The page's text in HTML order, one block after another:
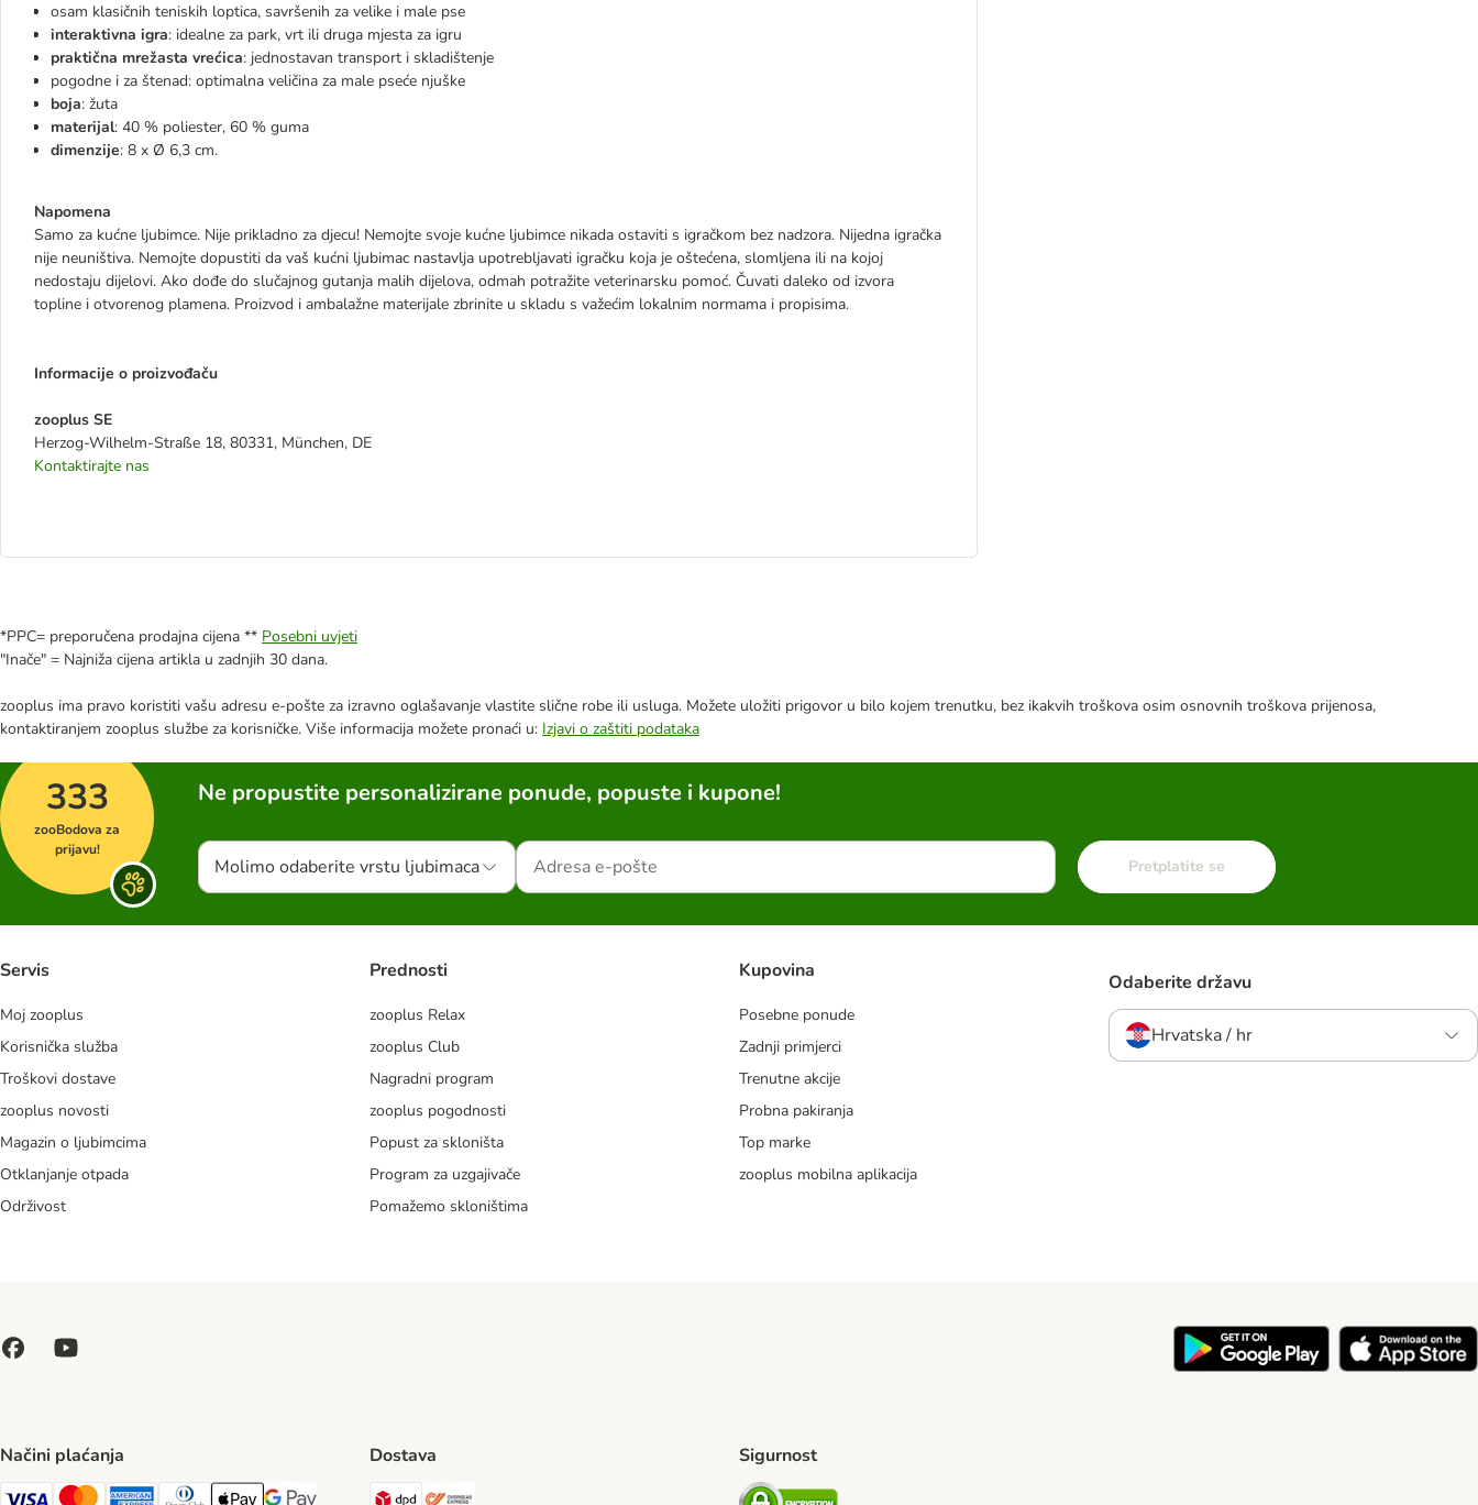
osam klasičnih teniskih loptica, savršenih za velike i male pse
interaktivna igra: idealne za park, vrt ili druga mjesta za igru
praktična mrežasta vrećica: jednostavan transport i skladištenje
pogodne i za štenad: optimalna veličina za male pseće njuške
boja: žuta
materijal: 40 % poliester, 60 % guma
dimenzije: 8 x Ø 6,3 cm.
Napomena
Samo za kućne ljubimce. Nije prikladno za djecu! Nemojte svoje kućne ljubimce nikada ostaviti s igračkom bez nadzora. Nijedna igračka
nije neuništiva. Nemojte dopustiti da vaš kućni ljubimac nastavlja upotrebljavati igračku koja je oštećena, slomljena ili na kojoj
nedostaju dijelovi. Ako dođe do slučajnog gutanja malih dijelova, odmah potražite veterinarsku pomoć. Čuvati daleko od izvora
topline i otvorenog plamena. Proizvod i ambalažne materijale zbrinite u skladu s važećim lokalnim normama i propisima.
Informacije o proizvođaču
zooplus SE
Herzog-Wilhelm-Straße 18, 80331, München, DE
Kontaktirajte nas
*PPC= preporučena prodajna cijena ** Posebni uvjeti
"Inače" = Najniža cijena artikla u zadnjih 30 dana.
zooplus ima pravo koristiti vašu adresu e-pošte za izravno oglašavanje vlastite slične robe ili usluga. Možete uložiti prigovor u bilo kojem trenutku, bez ikakvih troškova osim osnovnih troškova prijenosa,
kontaktiranjem zooplus službe za korisničke. Više informacija možete pronaći u: Izjavi o zaštiti podataka
333
zooBodova za
prijavu!
Ne propustite personalizirane ponude, popuste i kupone!
Molimo odaberite vrstu ljubimaca Pretplatite se
Servis
Moj zooplus
Korisnička služba
Troškovi dostave
zooplus novosti
Magazin o ljubimcima
Otklanjanje otpada
Održivost
Prednosti
zooplus Relax
zooplus Club
Nagradni program
zooplus pogodnosti
Popust za skloništa
Program za uzgajivače
Pomažemo skloništima
Kupovina
Posebne ponude
Zadnji primjerci
Trenutne akcije
Probna pakiranja
Top marke
zooplus mobilna aplikacija
Odaberite državu
Hrvatska / hr
Načini plaćanja Dostava
DPD Shipping Method
Sigurnost
Security